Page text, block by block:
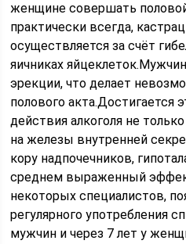
женщине совершать
практически всегда,
осуществляется за счёт
яичниках
эрекции, что делает
полового акта.Достигается
действия алкоголя не
на железы внутренней
кору надпочечников,
среднем выраженный
некоторых специалистов,
регулярного употребления
мужчин и через 7 лет у